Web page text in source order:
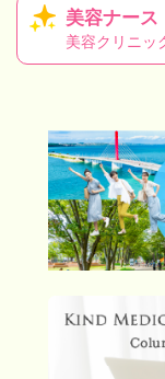
美容ナース
美容クリニッ